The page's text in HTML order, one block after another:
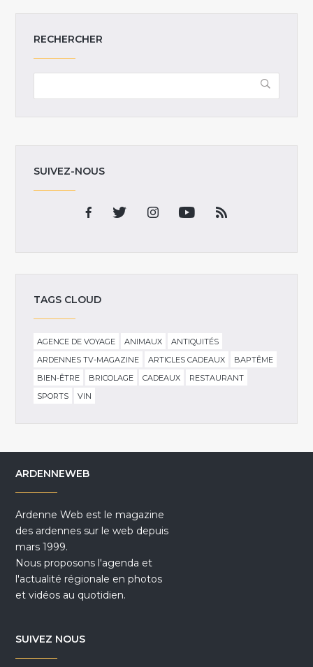
RECHERCHER
SUIVEZ-NOUS
TAGS CLOUD
AGENCE DE VOYAGE ANIMAUX
ANTIQUITÉS
ARDENNES TV-MAGAZINE
ARTICLES CADEAUX
BAPTÊME
BIEN-ÊTRE
BRICOLAGE CADEAUX
RESTAURANT
SPORTS
VIN
ARDENNEWEB
Ardenne Web est le magazine
des ardennes sur le web depuis
mars 1999.
Nous proposons l'agenda et
l'actualité régionale en photos
et vidéos au quotidien.
SUIVEZ NOUS